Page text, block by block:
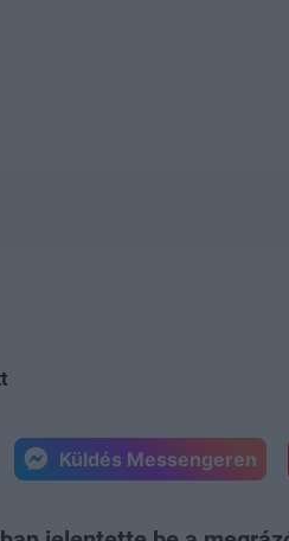
Küldés Messengeren